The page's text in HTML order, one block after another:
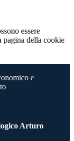
essere
pagina della cookie
e
Arturo